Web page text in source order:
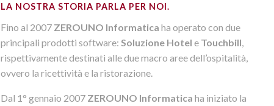
LA NOSTRA STORIA PARLA PER NOI.
Fino al 2007 ZEROUNO Informatica ha operato con due
principali prodotti software: Soluzione Hotel e Touchbill
rispettivamente destinati alle due macro aree dell’ospitalità,
ovvero la ricettività e la ristorazione.
Dal 1° gennaio 2007 ZEROUNO Informatica ha iniziato la